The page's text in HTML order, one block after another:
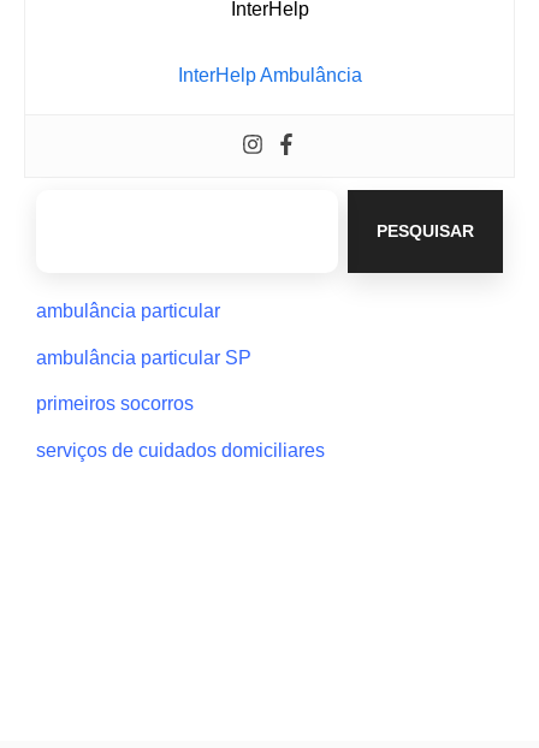
InterHelp Ambulância
PESQUISAR
ambulância particular
ambulância particular SP
primeiros socorros
serviços de cuidados domiciliares